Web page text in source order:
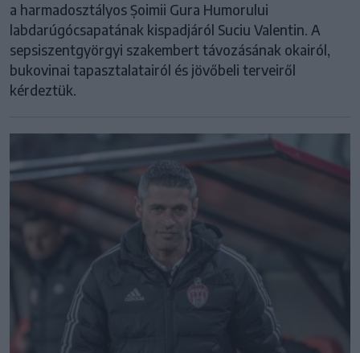
a harmadosztályos Șoimii Gura Humorului
labdarúgócsapatának kispadjáról Suciu Valentin. A
sepsiszentgyörgyi szakembert távozásának okairól,
bukovinai tapasztalatairól és jövőbeli terveiről
kérdeztük.